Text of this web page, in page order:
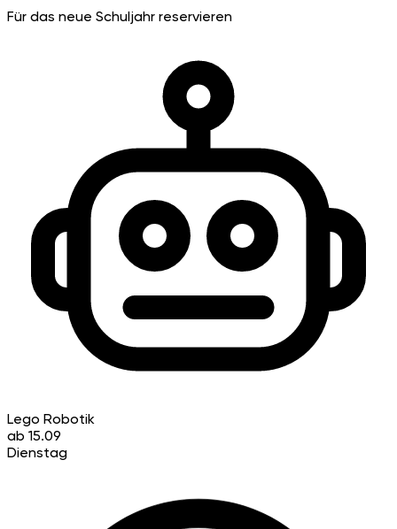
Für das neue Schuljahr reservieren
Lego Robotik
ab 15.09
Dienstag